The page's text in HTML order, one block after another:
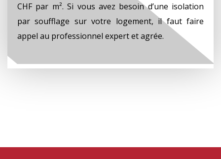
CHF par m². Si vous avez besoin d’une isolation
par soufflage sur votre logement, il faut faire
appel au professionnel expert et agrée.